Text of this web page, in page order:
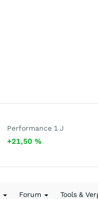
Performance 1 J
+21,50 %
Forum Tools &